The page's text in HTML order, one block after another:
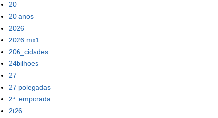
20
20 anos
2026
2026 mx1
206_cidades
24bilhoes
27
27 polegadas
2ª temporada
2t26